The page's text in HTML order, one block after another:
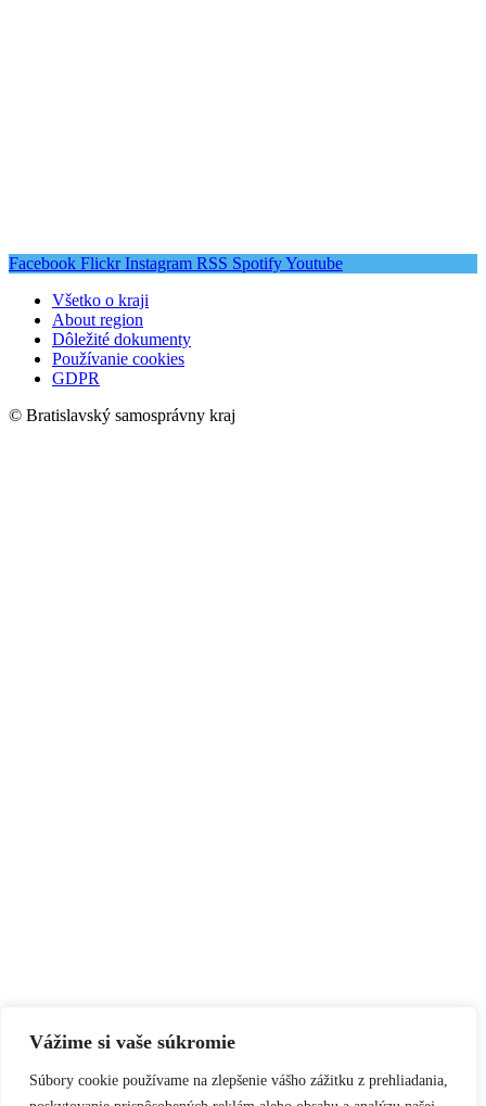
Vážime si vaše súkromie
Súbory cookie používame na zlepšenie vášho zážitku z prehliadania,
Facebook Flickr Instagram RSS SpotifyYoutube
Všetko o kraji
About region
Dôležité dokumenty
Používanie cookies
GDPR
© Bratislavský samosprávny kraj